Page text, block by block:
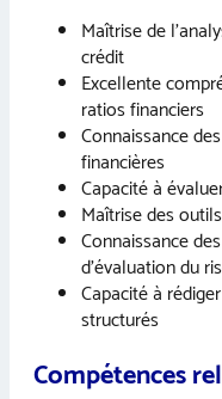
Maîtrise de
crédit
Excellente
ratios financiers
Connaissance
financières
Capacité à
Maîtrise des
Connaissance
d’évaluation du
Capacité à
structurés
Compétences